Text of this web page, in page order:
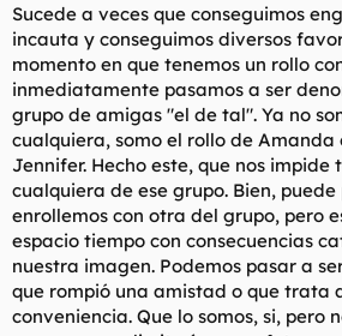
a
Sucede a veces que conseguimos
incauta y conseguimos diversos
momento en que tenemos un rollo
inmediatamente pasamos a ser
grupo de amigas "el de tal". Ya no
cualquiera, somo el rollo de Amanda
Jennifer. Hecho este, que nos impide
cualquiera de ese grupo. Bien, puede
enrollemos con otra del grupo, pero
espacio tiempo con consecuencias
nuestra imagen. Podemos pasar a
que rompió una amistad o que trata
conveniencia. Que lo somos, si, pero